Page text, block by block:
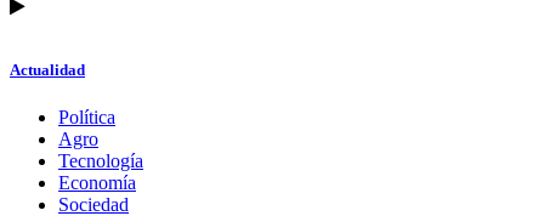
Actualidad
Política
Agro
Tecnología
Economía
Sociedad